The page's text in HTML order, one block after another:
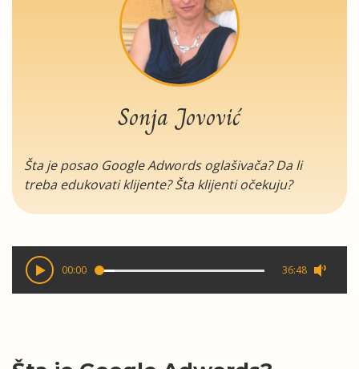
Sonja Jovović
Šta je posao Google Adwords oglašivača? Da li
treba edukovati klijente? Šta klijenti očekuju?
00:00 36:48